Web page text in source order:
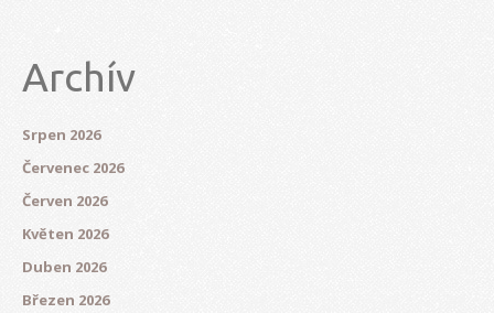
Archív
Srpen 2026
Červenec 2026
Červen 2026
Květen 2026
Duben 2026
Březen 2026